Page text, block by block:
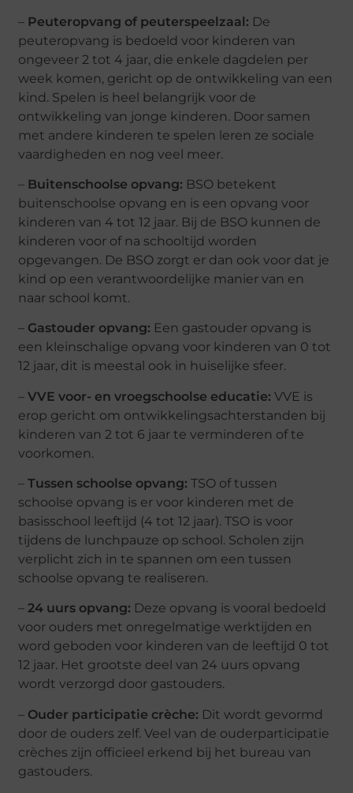
– Peuteropvang of peuterspeelzaal: De
peuteropvang is bedoeld voor kinderen van
ongeveer 2 tot 4 jaar, die enkele dagdelen per
week komen, gericht op de ontwikkeling van een
kind. Spelen is heel belangrijk voor de
ontwikkeling van jonge kinderen. Door samen
met andere kinderen te spelen leren ze sociale
vaardigheden en nog veel meer.
– Buitenschoolse opvang: BSO betekent
buitenschoolse opvang en is een opvang voor
kinderen van 4 tot 12 jaar. Bij de BSO kunnen de
kinderen voor of na schooltijd worden
opgevangen. De BSO zorgt er dan ook voor dat je
kind op een verantwoordelijke manier van en
naar school komt.
– Gastouder opvang: Een gastouder opvang is
een kleinschalige opvang voor kinderen van 0 tot
12 jaar, dit is meestal ook in huiselijke sfeer.
–VVE voor- en vroegschoolse educatie:VVE is
erop gericht om ontwikkelingsachterstanden bij
kinderen van 2 tot 6 jaar te verminderen of te
voorkomen.
–Tussen schoolse opvang:TSO of tussen
schoolse opvang is er voor kinderen met de
basisschool leeftijd (4 tot 12 jaar). TSO is voor
tijdens de lunchpauze op school. Scholen zijn
verplicht zich in te spannen om een tussen
schoolse opvang te realiseren.
–24 uurs opvang: Deze opvang is vooral bedoeld
voor ouders met onregelmatige werktijden en
word geboden voor kinderen van de leeftijd 0 tot
12 jaar. Het grootste deel van 24 uurs opvang
wordt verzorgd door gastouders.
– Ouder participatie crèche: Dit wordt gevormd
door de ouders zelf. Veel van de ouderparticipatie
crèches zijn officieel erkend bij het bureau van
gastouders.